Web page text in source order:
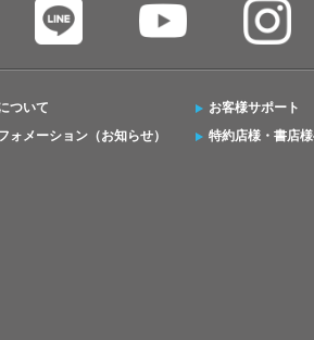
ついて
ォメーション（お知らせ）
お客様サポート
特約店様・書店